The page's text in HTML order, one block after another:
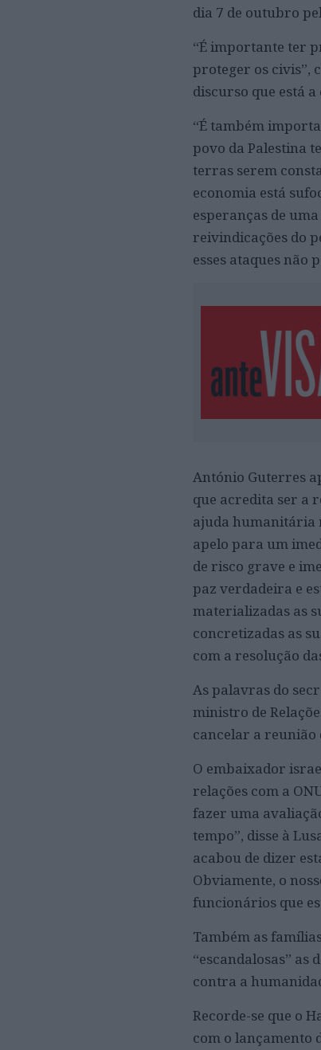
dia 7 de outubro
“É importante ter
proteger os civis”,
discurso que está
“É também
povo da Palestina
terras serem
economia está
esperanças de
reivindicações do
esses ataques não
António Guterres
que acredita ser a
ajuda humanitária
apelo para um
de risco grave e
paz verdadeira e
materializadas as
concretizadas as
com a resolução
As palavras do
ministro de
cancelar a reunião
O embaixador
relações com a
fazer uma
tempo”, disse à
acabou de dizer
Obviamente, o
funcionários que
Também as
“escandalosas”
contra a
Recorde-se que o
com o lançamento